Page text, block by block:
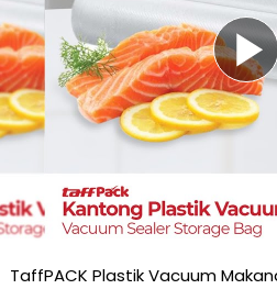
TaffPACK Plastik Vacuum